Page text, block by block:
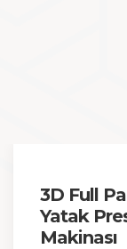
3D Full
Yatak
Makinası